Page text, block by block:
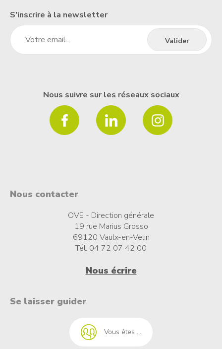
S'inscrire à la newsletter
Nous suivre sur les réseaux sociaux
Nous contacter
OVE - Direction générale
19 rue Marius Grosso
69120 Vaulx-en-Velin
Tél. 04 72 07 42 00
Nous écrire
Se laisser guider
Vous êtes ...